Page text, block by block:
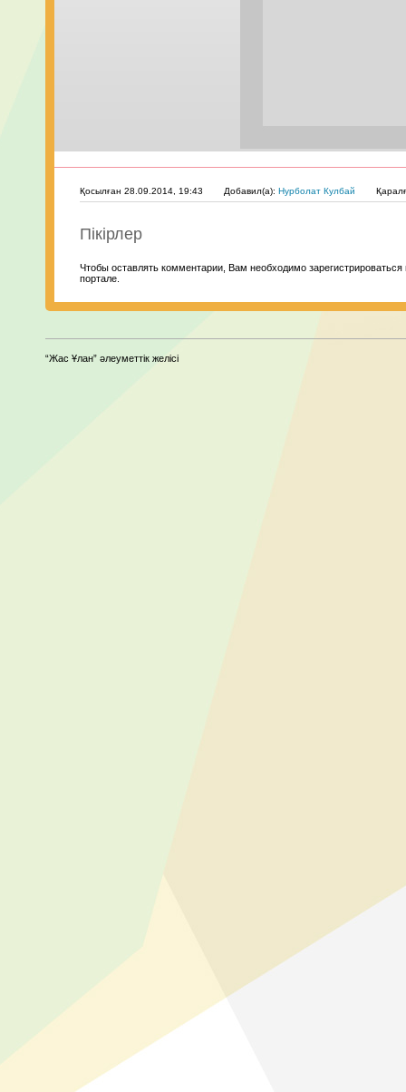
Қосылған 28.09.2014, 19:43 Добавил(а): Нурболат Кулбай
Пікірлер
Чтобы оставлять комментарии, Вам необходимо зарегистрироваться
портале.
“Жас Ұлан” әлеуметтік желісі